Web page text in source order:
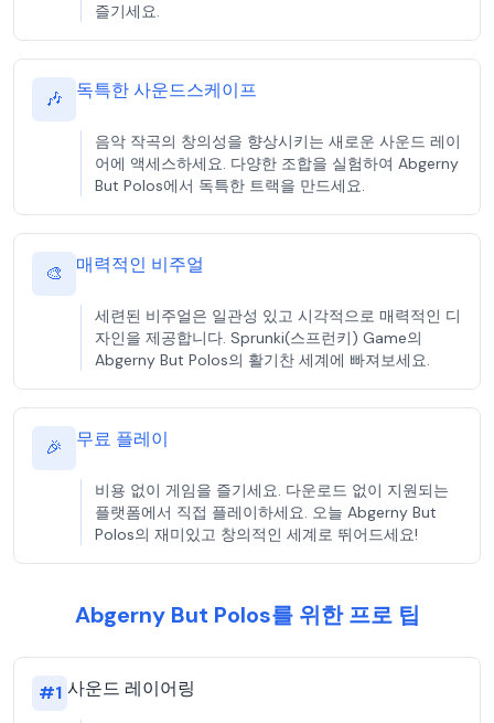
즐기세요.
🎶 독특한 사운드스케이프
음악 작곡의 창의성을 향상시키는 새로운 사운드 레이
어에 액세스하세요. 다양한 조합을 실험하여 Abgerny
But Polos에서 독특한 트랙을 만드세요.
🎨 매력적인 비주얼
세련된 비주얼은 일관성 있고 시각적으로 매력적인 디
자인을 제공합니다. Sprunki(스프런키) Game의
Abgerny But Polos의 활기찬 세계에 빠져보세요.
🎉 무료 플레이
비용 없이 게임을 즐기세요. 다운로드 없이 지원되는
플랫폼에서 직접 플레이하세요. 오늘 Abgerny But
Polos의 재미있고 창의적인 세계로 뛰어드세요!
Abgerny But Polos를 위한 프로 팁
#1 사운드 레이어링